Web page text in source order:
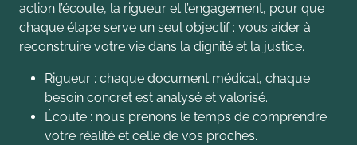
action l’écoute, la rigueur et l’engagement, pour que
chaque étape serve un seul objectif : vous aider à
reconstruire votre vie dans la dignité et la justice.
Rigueur : chaque document médical, chaque
besoin concret est analysé et valorisé.
Écoute : nous prenons le temps de comprendre
votre réalité et celle de vos proches.